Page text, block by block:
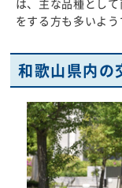
をする方も多いよう
和歌山県内の